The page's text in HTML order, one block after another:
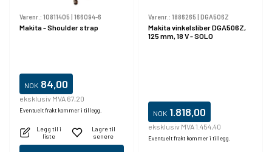
Varenr.: 10811405 166094-6
Makita - Shoulder strap
NOK 84,00
eksklusiv MVA 67,20
Eventuelt frakt kommer i tillegg.
Legg til i
liste
Lagre til
senere
Varenr.: 1886265 DGA506Z
Makita vinkelsliber DGA506Z,
125 mm, 18 V - SOLO
NOK 1.818,00
eksklusiv MVA 1.454,40
Eventuelt frakt kommer i tillegg.